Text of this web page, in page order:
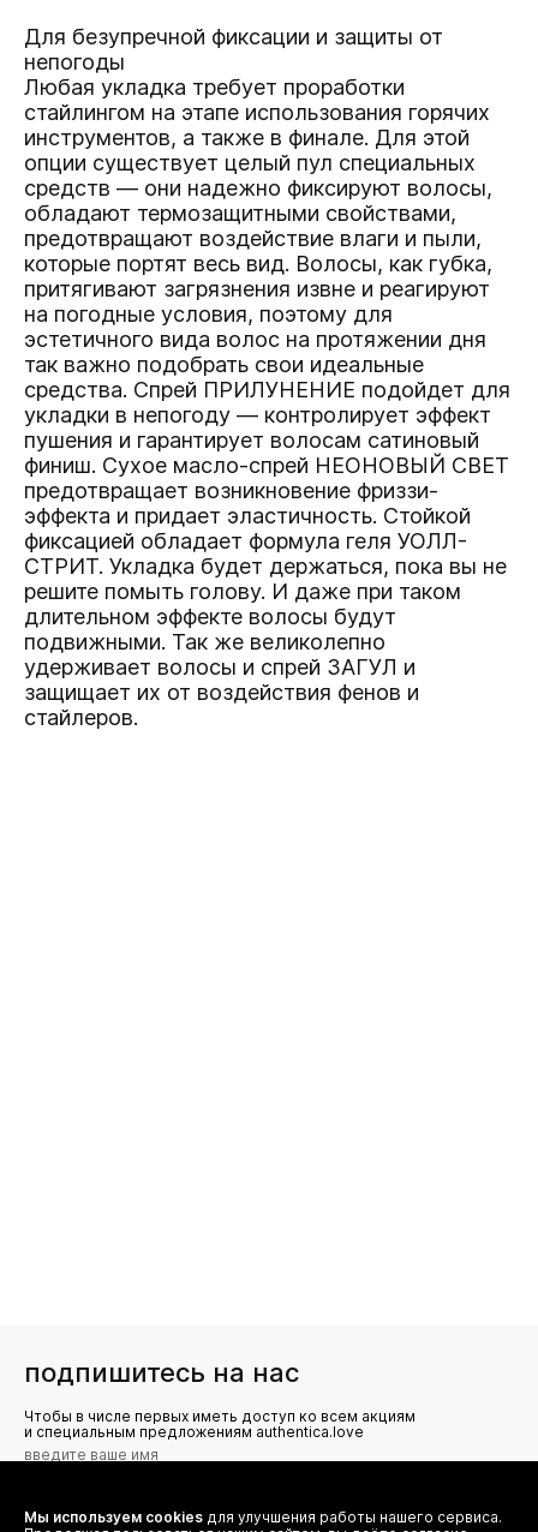
Для безупречной фиксации и защиты от
непогоды
Любая укладка требует проработки
стайлингом на этапе использования горячих
инструментов, а также в финале. Для этой
опции существует целый пул специальных
средств — они надежно фиксируют волосы,
обладают термозащитными свойствами,
предотвращают воздействие влаги и пыли,
которые портят весь вид. Волосы, как губка,
притягивают загрязнения извне и реагируют
на погодные условия, поэтому для
эстетичного вида волос на протяжении дня
так важно подобрать свои идеальные
средства. Спрей ПРИЛУНЕНИЕ подойдет для
укладки в непогоду — контролирует эффект
пушения и гарантирует волосам сатиновый
финиш. Сухое масло-спрей НЕОНОВЫЙ СВЕТ
предотвращает возникновение фриззи-
эффекта и придает эластичность. Стойкой
фиксацией обладает формула геля УОЛЛ-
СТРИТ. Укладка будет держаться, пока вы не
решите помыть голову. И даже при таком
длительном эффекте волосы будут
подвижными. Так же великолепно
удерживает волосы и спрей ЗАГУЛ и
защищает их от воздействия фенов и
стайлеров.
подпишитесь на нас
Чтобы в числе первых иметь доступ ко всем акциям
и специальным предложениям authentica.love
Я даю согласие на сбор, обработку и хранение моих
Мы используем cookies для улучшения работы нашего сервиса.